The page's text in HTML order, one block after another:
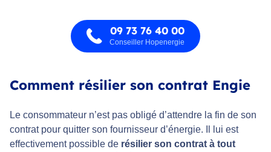
09 73 76 40 00
Conseiller Hopenergie
Comment résilier son contrat Engie
Le consommateur n’est pas obligé d’attendre la fin de son
contrat pour quitter son fournisseur d’énergie. Il lui est
effectivement possible de résilier son contrat à tout